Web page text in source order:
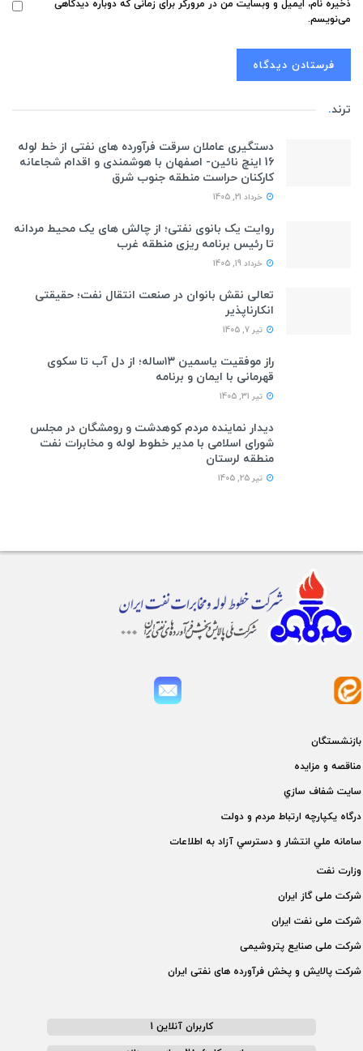
ذخیره نام، ایمیل و وبسایت من در مرورگر برای زمانی که دوباره دیدگاهی
می‌نویسم.
ترند.
دستگیری عاملان سرقت فرآورده های نفتی از خط لوله
16 اینچ نائین- اصفهان با هوشمندی و اقدام شجاعانه
کارکنان حراست منطقه جنوب شرق
خرداد 21, 1405
روایت یک بانوی نفتی؛ از چالش های یک محیط مردانه
تا رئیس برنامه ریزی منطقه غرب
خرداد 19, 1405
تعالی نقش بانوان در صنعت انتقال نفت؛ حقیقتی
انکارناپذیر
تیر 7, 1405
راز موفقیت یاسمین ۱۳ساله؛ از دل آب تا سکوی
قهرمانی با ایمان و برنامه
تیر 31, 1405
دیدار نماینده مردم کوهدشت و رومشگان در مجلس
شورای اسلامی با مدیر خطوط لوله و مخابرات نفت
منطقه لرستان
تیر 25, 1405
بازنشستگان
مناقصه و مزايده
سايت شفاف سازي
درگاه يكپارچه ارتباط مردم و دولت
سامانه ملي انتشار و دسترسي آزاد به اطلاعات
وزارت نفت
شركت ملی گاز ايران
شركت ملی نفت ايران
شركت ملی صنايع پتروشيمی
شركت پالايش و پخش فرآورده های نفتی ايران
کاربران آنلاین 1